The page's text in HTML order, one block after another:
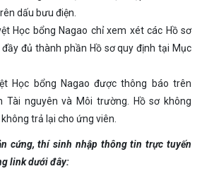
dấu bưu điện.
Học bổng Nagao chỉ xem xét các Hồ sơ
đủ thành phần Hồ sơ quy định tại Mục
Học bổng Nagao được thông báo trên
Tài nguyên và Môi trường. Hồ sơ không
trả lại cho ứng viên.
cứng, thí sinh nhập thông tin trực tuyến
link dưới đây: